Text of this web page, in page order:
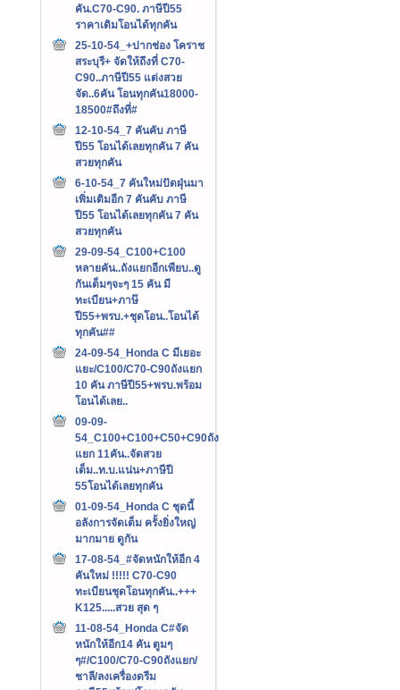
คัน.C70-C90. ภาษีปี55
ราคาเดิมโอนได้ทุกคัน
25-10-54_+ปากช่อง โคราช
สระบุรี+ จัดให้ถึงที่ C70-
C90..ภาษีปี55 แต่งสวย
จัด..6คัน โอนทุกคัน18000-
18500#ถึงที่#
12-10-54_7 คันคับ ภาษี
ปี55 โอนได้เลยทุกคัน 7 คัน
สวยทุกคัน
6-10-54_7 คันใหม่ปัดฝุ่นมา
เพิ่มเติมอีก 7 คันคับ ภาษี
ปี55 โอนได้เลยทุกคัน 7 คัน
สวยทุกคัน
29-09-54_C100+C100
หลายคัน..ถังแยกอีกเพียบ..ดู
กันเต็มๆจะๆ 15 คัน มี
ทะเบียน+ภาษ๊
ปี55+พรบ.+ชุดโอน..โอนได้
ทุกคัน##
24-09-54_Honda C มีเยอะ
แยะ/C100/C70-C90ถังแยก
10 คัน ภาษีปี55+พรบ.พร้อม
โอนได้เลย..
09-09-
54_C100+C100+C50+C90ถัง
แยก 11คัน..จัดสวย
เต็ม..ท.บ.แน่น+ภาษีปี
55โอนได้เลยทุกคัน
01-09-54_Honda C ชุดนี้
อลังการจัดเต็ม ครั้งยิ่งใหญ่
มากมาย ดูกัน
17-08-54_#จัดหนักให้อีก 4
คันใหม่ !!!!! C70-C90
ทะเบียนชุดโอนทุกคัน..+++‏
K125.....สวย สุด ๆ
11-08-54_Honda C#จัด
หนักให้อีก14 คัน ตูมๆ
ๆ#/C100/C70-C90ถังแยก/
ชาลี/ลงเครื่องดรีม